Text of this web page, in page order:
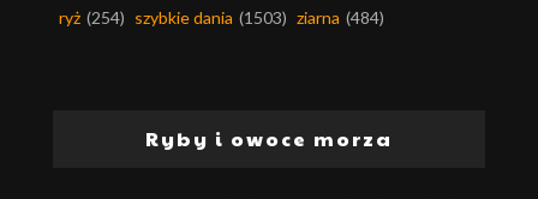
ryż (254) szybkie dania (1503) ziarna (484)
Ryby i owoce morza